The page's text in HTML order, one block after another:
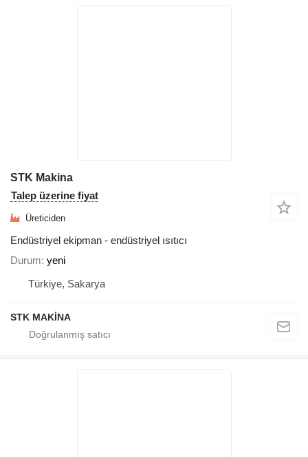
STK Makina
Talep üzerine fiyat
Üreticiden
Endüstriyel ekipman - endüstriyel ısıtıcı
Durum yeni
Türkiye, Sakarya
STK MAKİNA